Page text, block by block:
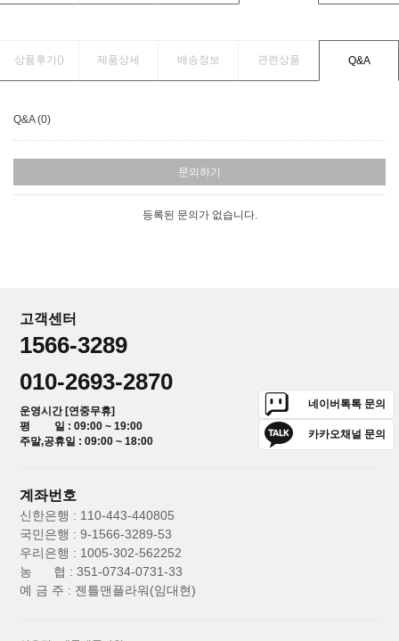
상품후기() 제품상세 배송정보 관련상품 Q&A
Q&A (0)
문의하기
등록된 문의가 없습니다.
고객센터
1566-3289
010-2693-2870
운영시간 [연중무휴]
평 일 : 09:00 ~ 19:00
주말,공휴일 : 09:00 ~ 18:00
네이버톡톡 문의
카카오채널 문의
계좌번호
신한은행 : 110-443-440805
국민은행 : 9-1566-3289-53
우리은행 : 1005-302-562252
농 협 : 351-0734-0731-33
예 금 주 : 젠틀맨플라워(임대현)